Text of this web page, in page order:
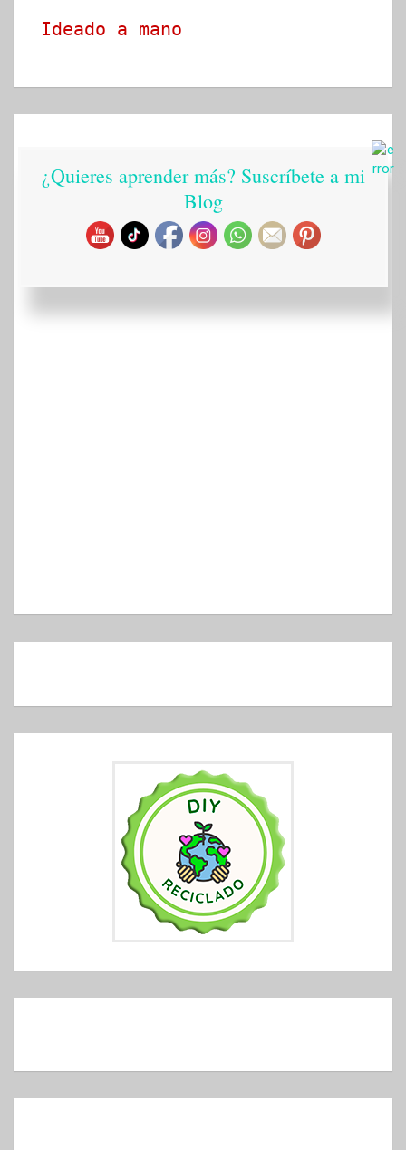
Ideado a mano
¿Quieres aprender más? Suscríbete a mi
Blog